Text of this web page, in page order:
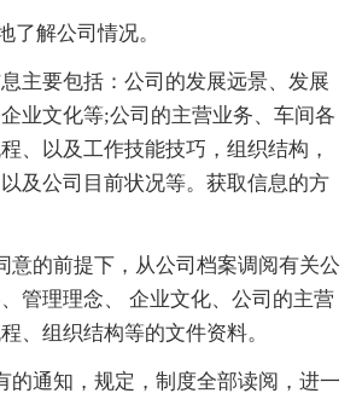
了解公司情况。
主要包括：公司的发展远景、发展
业文化等;公司的主营业务、车间各
、以及工作技能技巧，组织结构，
及公司目前状况等。获取信息的方
意的前提下，从公司档案调阅有关公
管理理念、 企业文化、公司的主营
、组织结构等的文件资料。
的通知，规定，制度全部读阅，进一